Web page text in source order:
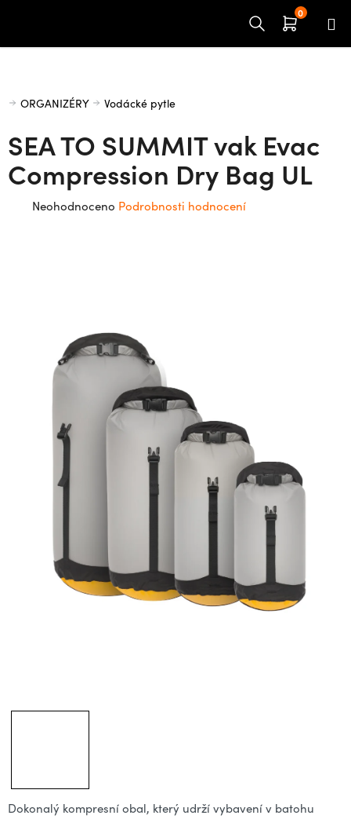
Domů
ORGANIZÉRY Vodácké pytle
Dokonalý kompresní obal, který udrží vybavení v batohu
SEA TO SUMMIT vak Evac
Compression Dry Bag UL
Průměrné
hvězdiček.
Neohodnoceno Podrobnosti hodnocení